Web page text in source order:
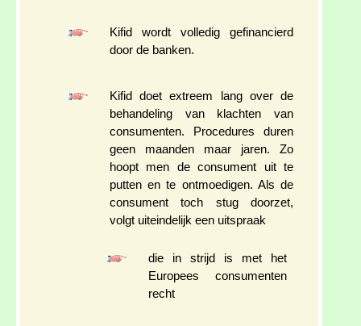
Kifid wordt volledig gefinancierd
door de banken.
Kifid doet extreem lang over de
behandeling van klachten van
consumenten. Procedures duren
geen maanden maar jaren. Zo
hoopt men de consument uit te
putten en te ontmoedigen. Als de
consument toch stug doorzet,
volgt uiteindelijk een uitspraak
die in strijd is met het
Europees consumenten
recht